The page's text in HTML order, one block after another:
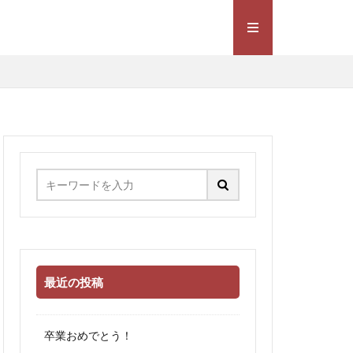
最近の投稿
卒業おめでとう！